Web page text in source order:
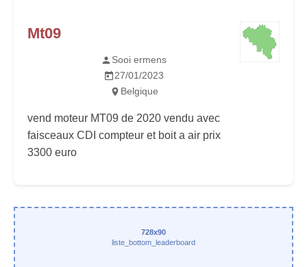
Mt09
Sooi ermens
27/01/2023
Belgique
vend moteur MT09 de 2020 vendu avec
faisceaux CDI compteur et boit a air prix
3300 euro
728x90
liste_bottom_leaderboard